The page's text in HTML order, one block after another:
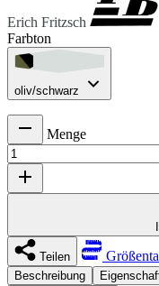
Erich Fritzsch
Farbton
oliv/schwarz
Menge
Teilen
Beschreibung